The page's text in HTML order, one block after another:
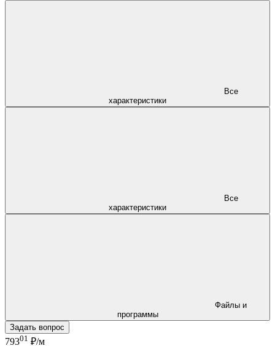
характеристики
характеристики
программы
Задать вопрос
79301 ₽/м